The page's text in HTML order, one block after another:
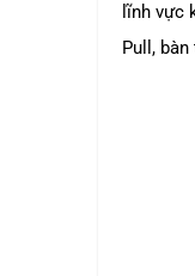
lĩnh vực
Pull,